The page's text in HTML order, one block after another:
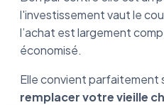
l'investissement vaut le
l’achat est largement
économisé.
Elle convient parfaitement
remplacer votre vieille